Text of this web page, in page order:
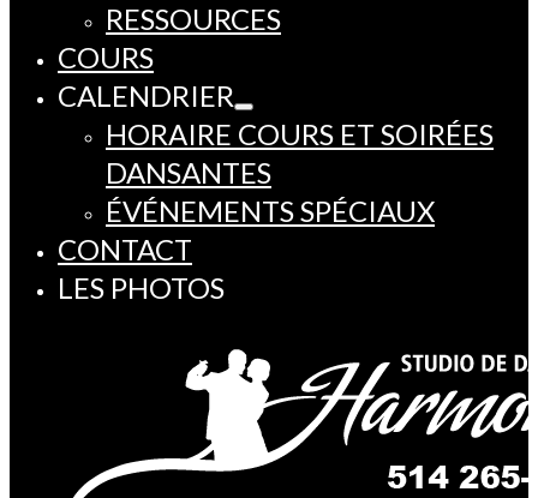
RESSOURCES
COURS
CALENDRIER
HORAIRE COURS ET SOIRÉES
DANSANTES
ÉVÉNEMENTS SPÉCIAUX
CONTACT
LES PHOTOS